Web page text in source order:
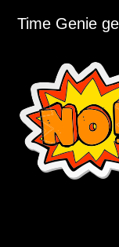
Time Genie